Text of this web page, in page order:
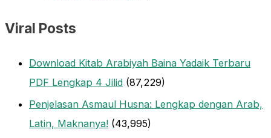
Viral Posts
Download Kitab Arabiyah Baina Yadaik Terbaru
PDF Lengkap 4 Jilid (87,229)
Penjelasan Asmaul Husna: Lengkap dengan Arab,
Latin, Maknanya! (43,995)